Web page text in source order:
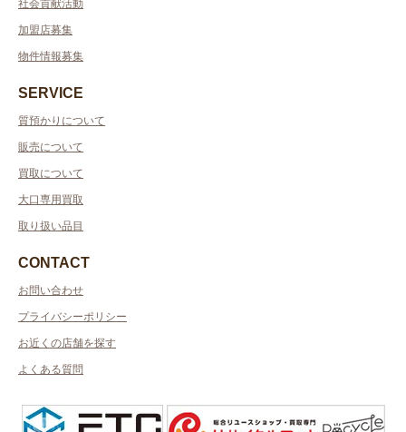
社会貢献活動
加盟店募集
物件情報募集
SERVICE
質預かりについて
販売について
買取について
大口専用買取
取り扱い品目
CONTACT
お問い合わせ
プライバシーポリシー
お近くの店舗を探す
よくある質問